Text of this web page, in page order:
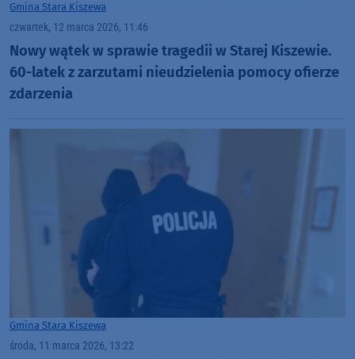
Gmina Stara Kiszewa
czwartek, 12 marca 2026, 11:46
Nowy wątek w sprawie tragedii w Starej Kiszewie.
60-latek z zarzutami nieudzielenia pomocy ofierze
zdarzenia
Gmina Stara Kiszewa
środa, 11 marca 2026, 13:22